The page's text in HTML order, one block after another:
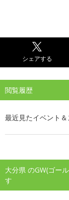
シェアする
閲覧履歴
最近見たイベント＆
大分県 のGW(ゴー
す